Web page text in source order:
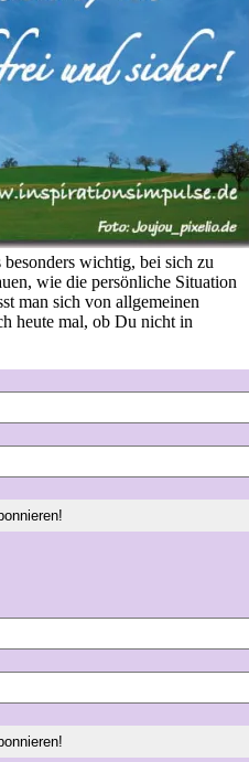
wichtig, bei sich zu
wie die persönliche Situation
man sich von allgemeinen
heute mal, ob Du nicht in